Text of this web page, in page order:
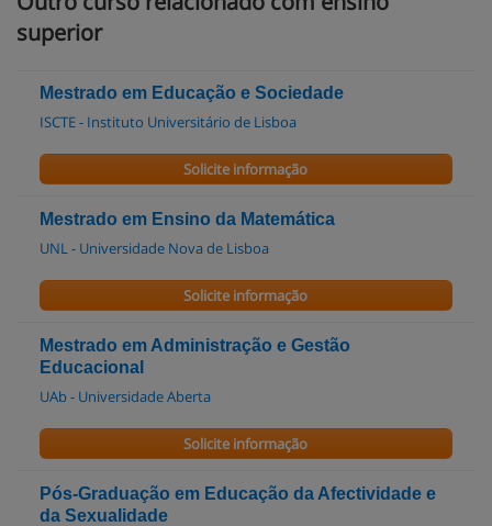
superior
Mestrado em Educação e Sociedade
ISCTE - Instituto Universitário de Lisboa
Solicite informação
Mestrado em Ensino da Matemática
UNL - Universidade Nova de Lisboa
Solicite informação
Mestrado em Administração e Gestão
Educacional
UAb - Universidade Aberta
Solicite informação
Pós-Graduação em Educação da Afectividade e
da Sexualidade